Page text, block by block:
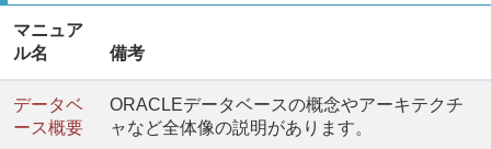
マニュア
ル名
備考
データベ
ース概要
ORACLEデータベースの概念やアーキテクチ
ャなど全体像の説明があります。